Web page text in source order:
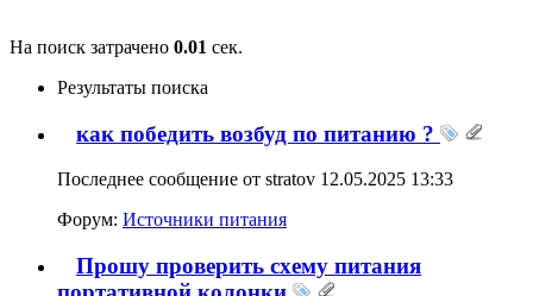
На поиск затрачено 0.01 сек.
Результаты поиска
как победить возбуд по питанию ?
Последнее сообщение от stratov 12.05.2025 13:33
Форум: Источники питания
Прошу проверить схему питания